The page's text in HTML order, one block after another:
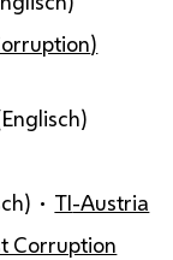
)
• TI-Austria
Corruption